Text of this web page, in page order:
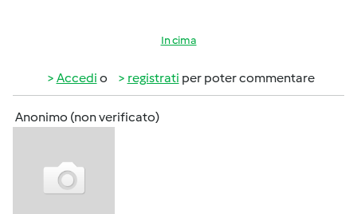
In cima
Accedi o registrati per poter commentare
Anonimo (non verificato)